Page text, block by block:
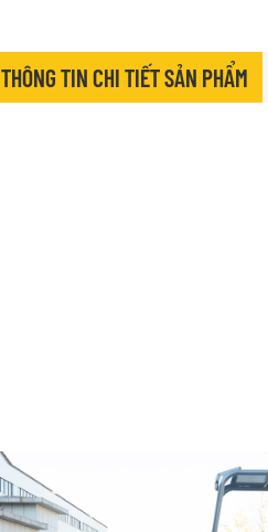
THÔNG TIN CHI TIẾT SẢN PHẨM